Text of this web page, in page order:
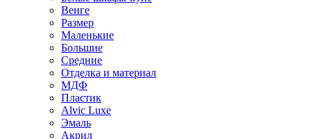
Венге
Размер
Маленькие
Большие
Средние
Отделка и материал
МДФ
Пластик
Alvic Luxe
Эмаль
Акрил